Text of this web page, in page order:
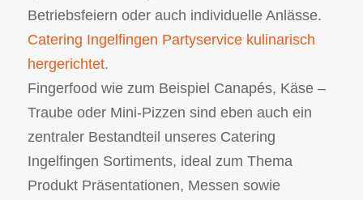
Betriebsfeiern oder auch individuelle Anlässe.
Catering Ingelfingen Partyservice kulinarisch
hergerichtet.
Fingerfood wie zum Beispiel Canapés, Käse –
Traube oder Mini-Pizzen sind eben auch ein
zentraler Bestandteil unseres Catering
Ingelfingen Sortiments, ideal zum Thema
Produkt Präsentationen, Messen sowie